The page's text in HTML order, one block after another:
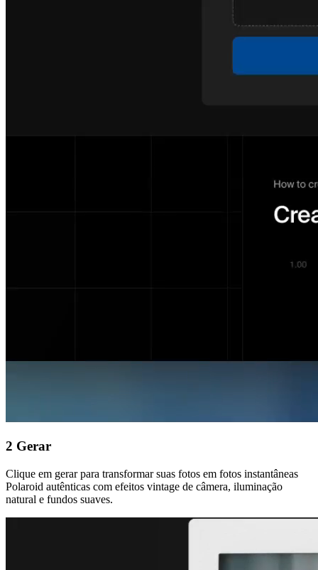
2 Gerar
Clique em gerar para transformar suas fotos em fotos instantâneas
Polaroid autênticas com efeitos vintage de câmera, iluminação
natural e fundos suaves.